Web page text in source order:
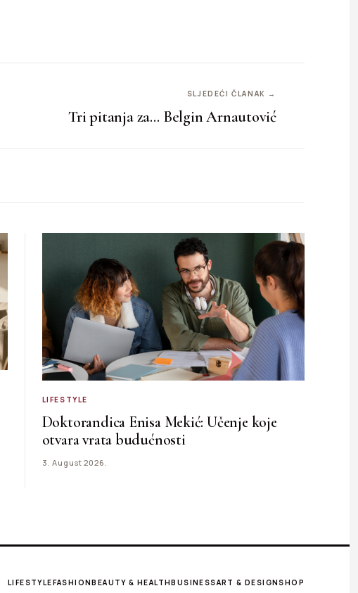
SLJEDEĆI ČLANAK →
Tri pitanja za… Belgin Arnautović
LIFESTYLE
Doktorandica Enisa Mekić: Učenje koje
otvara vrata budućnosti
3. August 2026.
LIFESTYLEFASHIONBEAUTY & HEALTHBUSINESSART & DESIGNSHOP